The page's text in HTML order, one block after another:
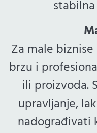
Za male
brzu i
ili proizvoda.
upravljanje,
nadograđivati